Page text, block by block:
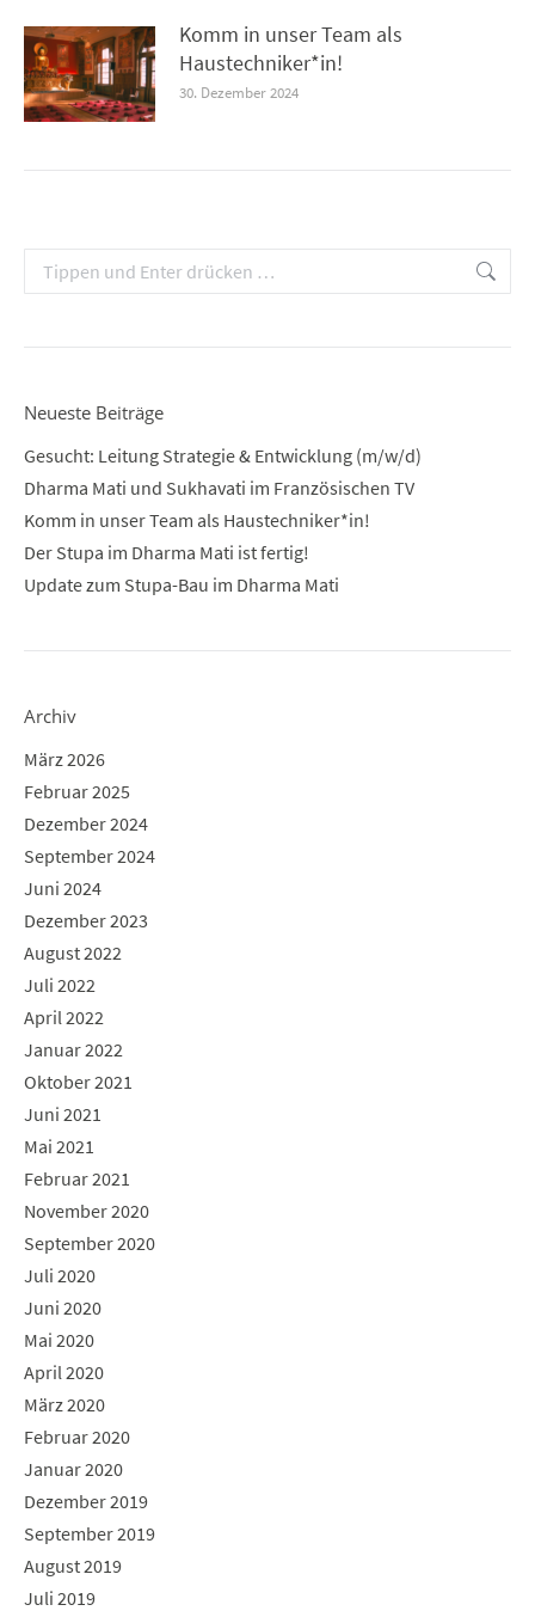
Komm in unser Team als
Haustechniker*in!
30. Dezember 2024
Search:
Neueste Beiträge
Gesucht: Leitung Strategie & Entwicklung (m/w/d)
Dharma Mati und Sukhavati im Französischen TV
Komm in unser Team als Haustechniker*in!
Der Stupa im Dharma Mati ist fertig!
Update zum Stupa-Bau im Dharma Mati
Archiv
März 2026
Februar 2025
Dezember 2024
September 2024
Juni 2024
Dezember 2023
August 2022
Juli 2022
April 2022
Januar 2022
Oktober 2021
Juni 2021
Mai 2021
Februar 2021
November 2020
September 2020
Juli 2020
Juni 2020
Mai 2020
April 2020
März 2020
Februar 2020
Januar 2020
Dezember 2019
September 2019
August 2019
Juli 2019